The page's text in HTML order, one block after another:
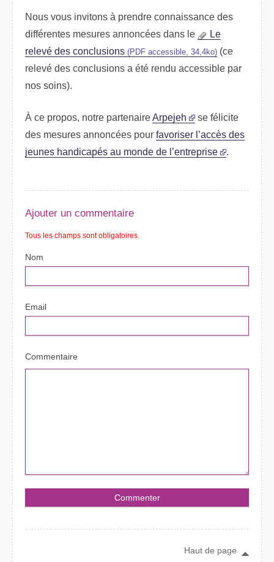
Nous vous invitons à prendre connaissance des
différentes mesures annoncées dans le
Le
relevé des conclusions (PDF accessible, 34,4ko) (ce
relevé des conclusions a été rendu accessible par
nos soins).
À ce propos, notre partenaireArpejeh
se félicite
des mesures annoncées pour favoriser l’accès des
jeunes handicapés au monde de l’entreprise
.
Ajouter un commentaire
Tous les champs sont obligatoires.
Nom
Email
Commentaire
Haut de page